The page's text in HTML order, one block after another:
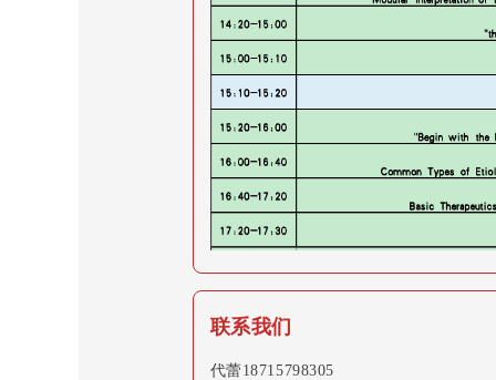
联系我们
代蕾18715798305